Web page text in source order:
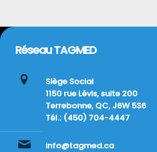
Réseau TAGMED
Siège Social
1150 rue Lévis, suite 200
Terrebonne, QC, J6W 5S6
Tél.: (450) 704-4447
info@tagmed.ca